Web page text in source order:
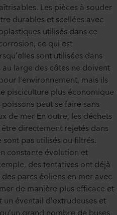
Les pièces à souder
durables et scellées avec
utilisés dans ce
ce qui est
sont utilisées dans
au large des côtes ne doivent
l’environnement, mais ils
pisciculture plus économique
peut se faire sans
de mer En outre, les déchets
directement rejetés dans
sont pas utilisés ou filtrés.
constante évolution et
des tentatives ont déjà
parcs éoliens en mer avec
de manière plus efficace et
éventail d’extrudeuses et